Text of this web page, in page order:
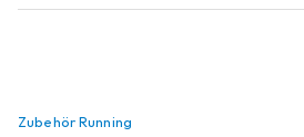
Zubehör Running